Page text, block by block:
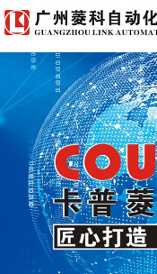
首页 关于我们
会员注册